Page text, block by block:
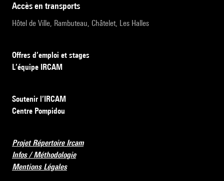
accès en transports
Hôtel de Ville, Rambuteau, Châtelet, Les Halles
Offres d’emploi et stages
L’équipe IRCAM
Soutenir l’IRCAM
Centre Pompidou
Projet Répertoire Ircam
Infos / Méthodologie
Mentions Légales